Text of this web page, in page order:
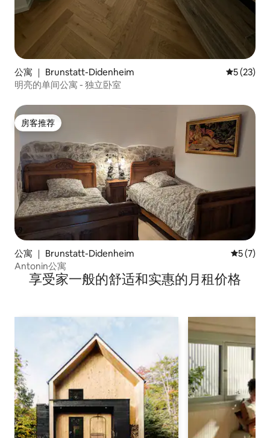
公寓 ｜ Brunstatt-Didenheim 平均评分
5 (23)
明亮的单间公寓 - 独立卧室
房客推荐
房客推荐
公寓 ｜ Brunstatt-Didenheim 平均评分
5 (7)
Antonin公寓
享受家一般的舒适和实惠的月租价格